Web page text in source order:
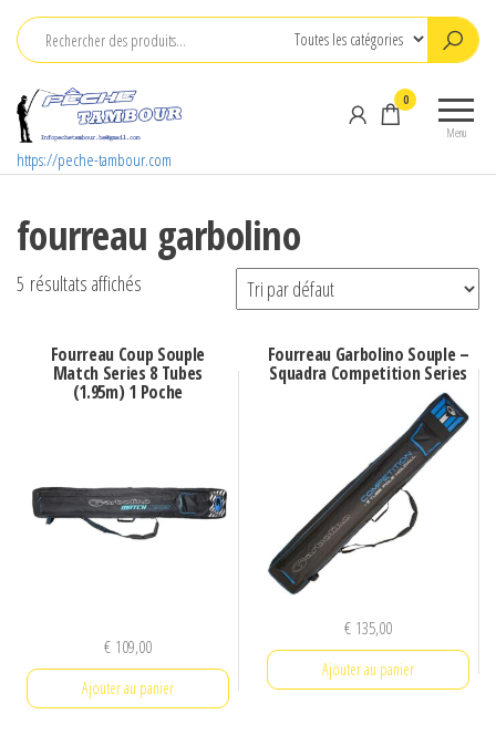
Aller
https://peche-tambour.com
Menu
0
fourreau garbolino
5 résultats affichés
Fourreau Coup Souple
Match Series 8 Tubes
(1.95m) 1 Poche
€109,00
Ajouter au panier
Fourreau Garbolino Souple –
Squadra Competition Series
€ 135,00
Ajouter au panier